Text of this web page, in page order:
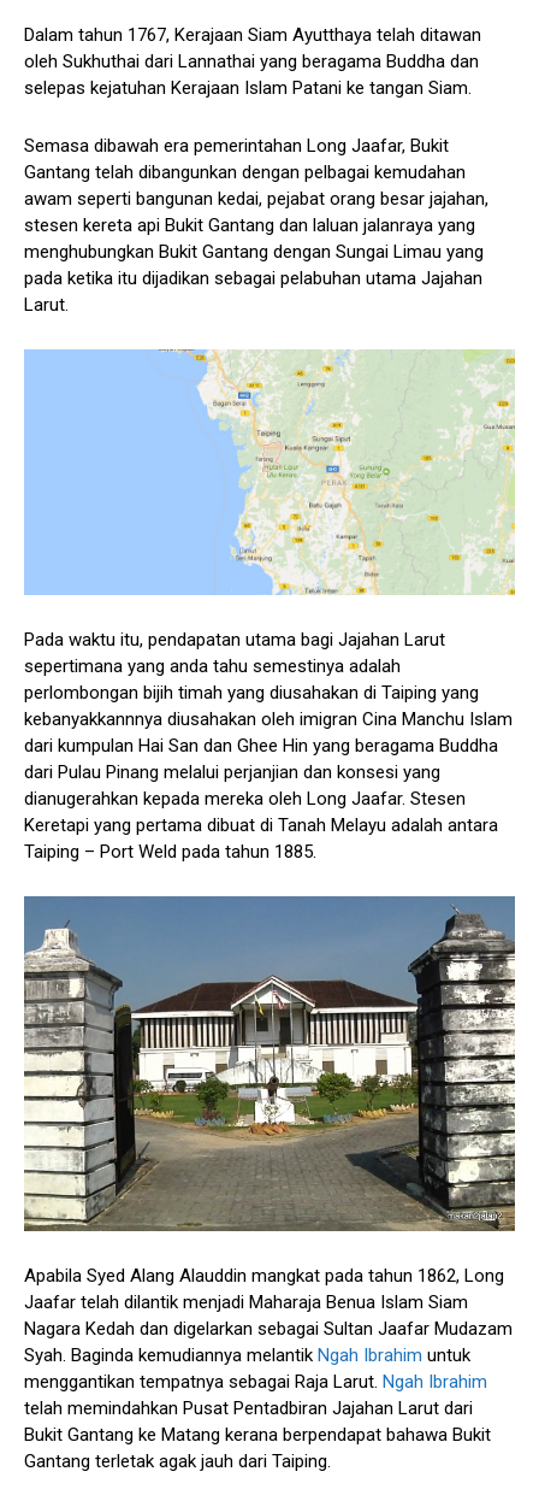
Dalam tahun 1767, Kerajaan Siam Ayutthaya telah ditawan
oleh Sukhuthai dari Lannathai yang beragama Buddha dan
selepas kejatuhan Kerajaan Islam Patani ke tangan Siam.
Semasa dibawah era pemerintahan Long Jaafar, Bukit
Gantang telah dibangunkan dengan pelbagai kemudahan
awam seperti bangunan kedai, pejabat orang besar jajahan,
stesen kereta api Bukit Gantang dan laluan jalanraya yang
menghubungkan Bukit Gantang dengan Sungai Limau yang
pada ketika itu dijadikan sebagai pelabuhan utama Jajahan
Larut.
Pada waktu itu, pendapatan utama bagi Jajahan Larut
sepertimana yang anda tahu semestinya adalah
perlombongan bijih timah yang diusahakan di Taiping yang
kebanyakkannnya diusahakan oleh imigran Cina Manchu Islam
dari kumpulan Hai San dan Ghee Hin yang beragama Buddha
dari Pulau Pinang melalui perjanjian dan konsesi yang
dianugerahkan kepada mereka oleh Long Jaafar. Stesen
Keretapi yang pertama dibuat di Tanah Melayu adalah antara
Taiping – Port Weld pada tahun 1885.
Apabila Syed Alang Alauddin mangkat pada tahun 1862, Long
Jaafar telah dilantik menjadi Maharaja Benua Islam Siam
Nagara Kedah dan digelarkan sebagai Sultan Jaafar Mudazam
Syah. Baginda kemudiannya melantik Ngah Ibrahim untuk
menggantikan tempatnya sebagai Raja Larut. Ngah Ibrahim
telah memindahkan Pusat Pentadbiran Jajahan Larut dari
Bukit Gantang ke Matang kerana berpendapat bahawa Bukit
Gantang terletak agak jauh dari Taiping.